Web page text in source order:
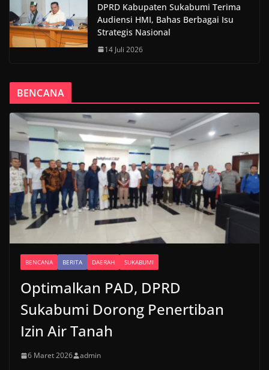
DPRD Kabupaten Sukabumi Terima
Audiensi HMI, Bahas Berbagai Isu
Strategis Nasional
14 Juli 2026
BENCANA
BENCANA BERITA DAERAH SUKABUMI
Optimalkan PAD, DPRD
Sukabumi Dorong Penertiban
Izin Air Tanah
6 Maret 2026 admin